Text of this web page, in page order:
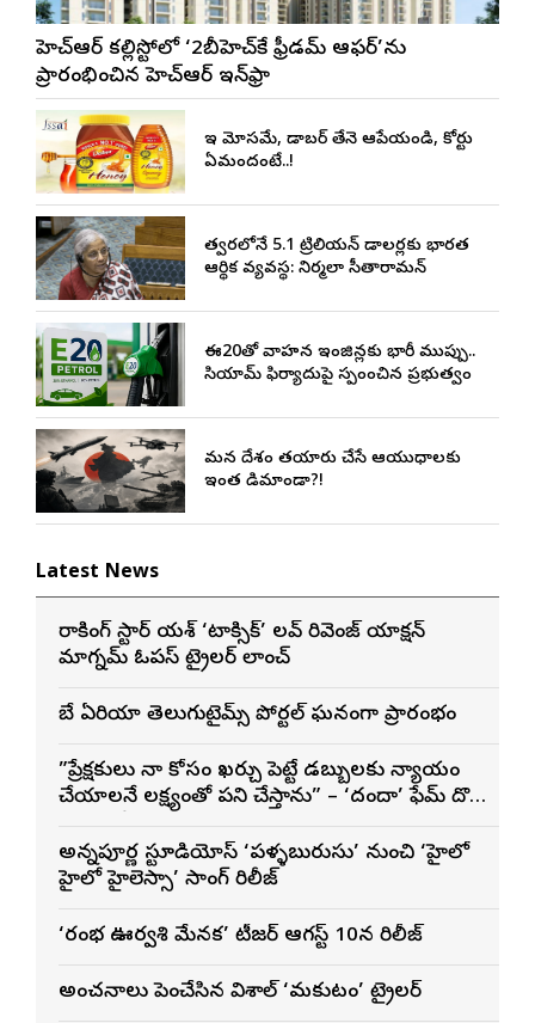
జీహెచ్ఆర్ కల్లిస్టోలో ‘2బీహెచ్‌కే ఫ్రీడమ్ ఆఫర్’ను
ప్రారంభించిన జీహెచ్ఆర్ ఇన్‌ఫ్రా
ఇది మోసమే, డాబర్‌ తేనె ఆపేయండి, కోర్టు
ఏమందంటే..!
త్వరలోనే 5.1 ట్రిలియన్ డాలర్లకు భారత
ఆర్థిక వ్యవస్థ: నిర్మలా సీతారామన్
ఈ20తో వాహన ఇంజిన్లకు భారీ ముప్పు..
సియామ్ ఫిర్యాదుపై స్పందించిన ప్రభుత్వం
మన దేశం తయారు చేసే ఆయుధాలకు
ఇంత డిమాండా?!
Latest News
రాకింగ్ స్టార్ యశ్ ‘టాక్సిక్’ లవ్ రివెంజ్ యాక్షన్
మాగ్నమ్ ఓపస్‌ ట్రైలర్ లాంచ్
బే ఏరియా తెలుగుటైమ్స్ పోర్టల్ ఘనంగా ప్రారంభం
”ప్రేక్షకులు నా కోసం ఖర్చు పెట్టే డబ్బులకు న్యాయం
చేయాలనే లక్ష్యంతో పని చేస్తాను” – ‘దందా’ ఫేమ్ దొర
అన్నపూర్ణ స్టూడియోస్ ‘పళ్ళబురుసు’ నుంచి ‘హైలో
హైలో హైలెస్సా’ సాంగ్ రిలీజ్
‘రంభ ఊర్వశి మేనక’ టీజర్ ఆగస్ట్ 10న రిలీజ్
అంచనాలు పెంచేసిన విశాల్ ‘మకుటం’ ట్రైలర్